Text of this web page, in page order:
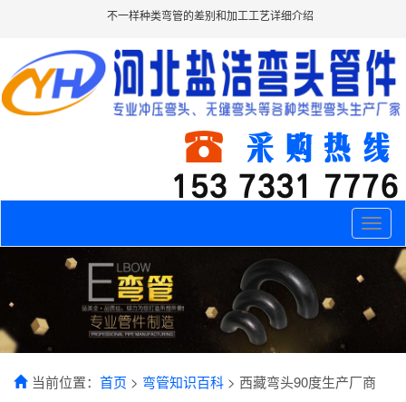
不一样种类弯管的差别和加工工艺详细介绍
Toggle
当前位置： 首页 > 弯管知识百科 > 西藏弯头90度生产厂商